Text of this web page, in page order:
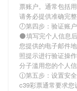
票账户。通常包括
请务必提供准确完
🕖第四步：验证账户
🌑填写完个人信息
您提供的电子邮件
照提示进行验证操
分子滥用您的个人信
🕧第五步：设置安
c39彩票通常要求您